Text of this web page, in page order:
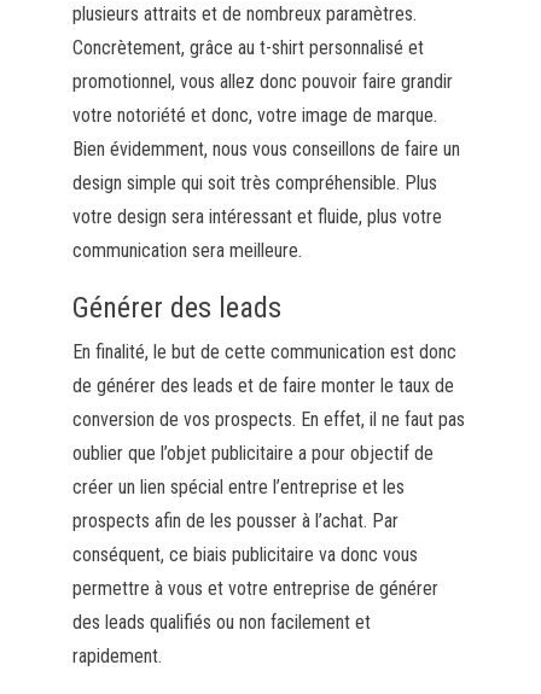
plusieurs attraits et de nombreux paramètres.
Concrètement, grâce au t-shirt personnalisé et
promotionnel, vous allez donc pouvoir faire grandir
votre notoriété et donc, votre image de marque.
Bien évidemment, nous vous conseillons de faire un
design simple qui soit très compréhensible. Plus
votre design sera intéressant et fluide, plus votre
communication sera meilleure.
Générer des leads
En finalité, le but de cette communication est donc
de générer des leads et de faire monter le taux de
conversion de vos prospects. En effet, il ne faut pas
oublier que l’objet publicitaire a pour objectif de
créer un lien spécial entre l’entreprise et les
prospects afin de les pousser à l’achat. Par
conséquent, ce biais publicitaire va donc vous
permettre à vous et votre entreprise de générer
des leads qualifiés ou non facilement et
rapidement.